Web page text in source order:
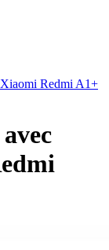
Xiaomi Redmi A1+